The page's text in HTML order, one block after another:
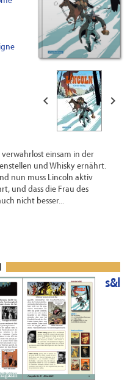
 
verwahrlost einsam in der
und Whisky ernährt.
nun muss Lincoln aktiv
und dass die Frau des
nicht besser...
s&l